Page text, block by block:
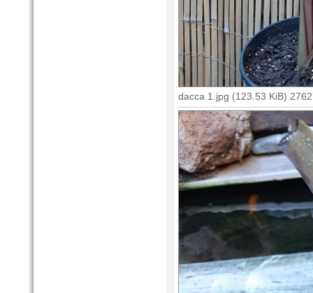
dacca 1.jpg (123.53 KiB)